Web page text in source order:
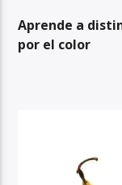
Aprende a
por el color